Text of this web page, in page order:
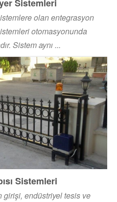
Sistemleri
olan entegrasyon
otomasyonunda
Sistem aynı ...
Sistemleri
girişi, endüstriyel tesis ve